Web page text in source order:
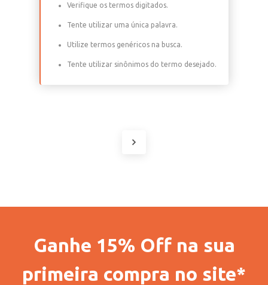
Verifique os termos digitados.
Tente utilizar uma única palavra.
Utilize termos genéricos na busca.
Tente utilizar sinônimos do termo desejado.
Ganhe 15% Off na sua
primeira compra no site*